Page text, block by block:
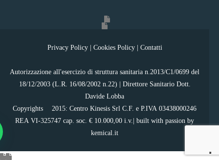
Privacy Policy| Cookies Policy| Contatti
Autorizzazione all'esercizio di struttura sanitaria n.2013/C1/0699 del
18/12/2003 (L.R. 16/08/2002 n.22) | Direttore Sanitario Dott.
Davide Lobba
Copyrights ©2015: Centro Kinesis Srl C.F. e P.IVA 03438000246
REA VI-325747 cap. soc. € 10.000,00 i.v.| built with passion by
kemical.it